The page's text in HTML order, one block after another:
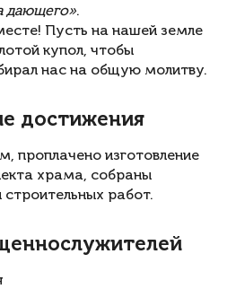
дающего».
Пусть на нашей земле
купол, чтобы
нас на общую молитву.
достижения
проплачено изготовление
храма, собраны
работ.